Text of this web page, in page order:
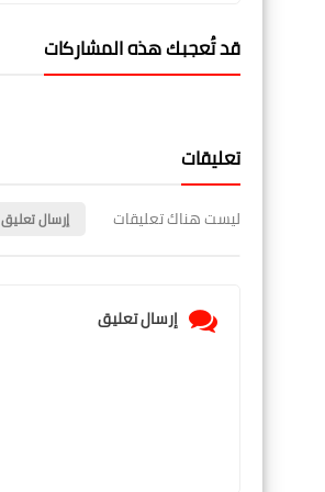
قد تُعجبك هذه المشاركات
تعليقات
ليست هناك تعليقات إرسال تعليق
إرسال تعليق